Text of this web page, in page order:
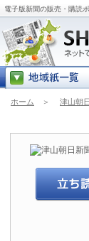
電子版新聞の販売・購読
ホーム ＞ 津山朝